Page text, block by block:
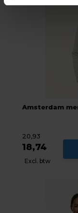
Amsterdam
20,93
18,74
Excl. btw